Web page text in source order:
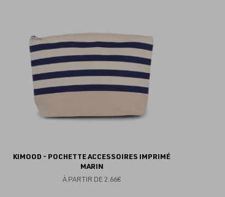
favoris
KIMOOD - POCHETTE ACCESSOIRES IMPRIMÉ
MARIN
À PARTIR DE 2.66€